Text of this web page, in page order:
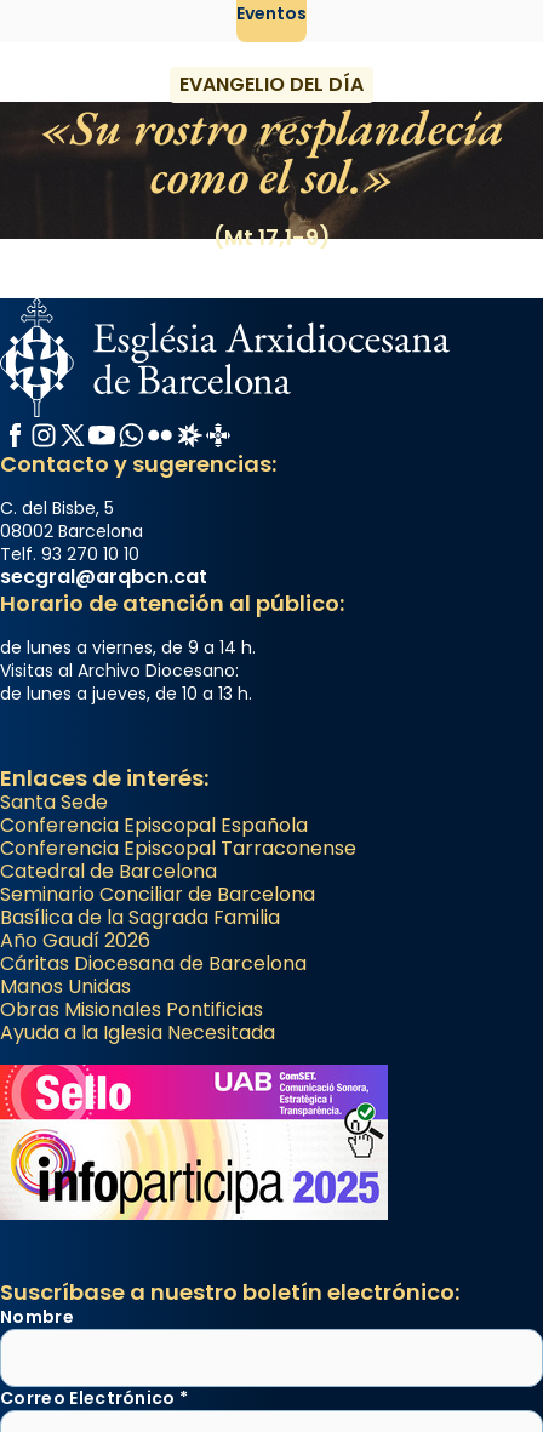
Eventos
EVANGELIO DEL DÍA
Su rostro resplandecía
como el sol.
(Mt 17,1-9)
Facebook
Instagram
X / Twitter
YouTube
WhatsApp
FlickrRadio Estel
Catalunya Cristiana
Contacto y sugerencias:
C. del Bisbe, 5
08002 Barcelona
Telf. 93 270 10 10
secgral@arqbcn.cat
Horario de atención al público:
de lunes a viernes, de 9 a 14 h.
Visitas al Archivo Diocesano:
de lunes a jueves, de 10 a 13 h.
Enlaces de interés:
Santa Sede
Conferencia Episcopal Española
Conferencia Episcopal Tarraconense
Catedral de Barcelona
Seminario Conciliar de Barcelona
Basílica de la Sagrada Familia
Año Gaudí 2026
Cáritas Diocesana de Barcelona
Manos Unidas
Obras Misionales Pontificias
Ayuda a la Iglesia Necesitada
Suscríbase a nuestro boletín electrónico:
Nombre
Correo Electrónico *